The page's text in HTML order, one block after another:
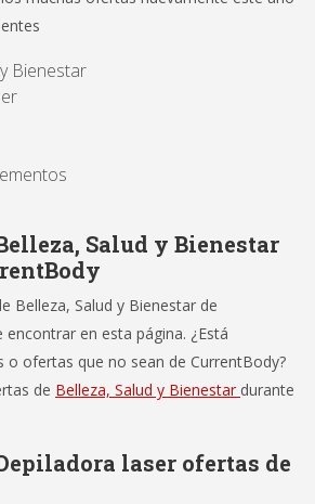
Bienestar
Salud y Bienestar
Belleza, Salud y Bienestar de
en esta página. ¿Está
o ofertas que no sean de CurrentBody?
de Belleza, Salud y Bienestar durante
laser ofertas de